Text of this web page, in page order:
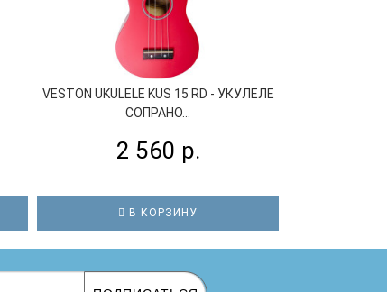
VESTON UKULELE KUS 15 RD - УКУЛЕЛЕ
СОПРАНО...
2 560 р.
В КОРЗИНУ